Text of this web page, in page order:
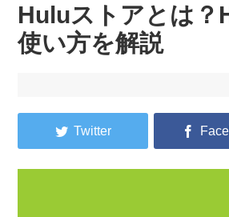
Huluストアとは？
使い方を解説